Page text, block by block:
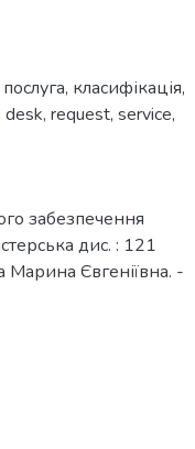
послуга, класифікація,
desk, request, service,
забезпечення
дис. : 121
Марина Євгеніївна. -